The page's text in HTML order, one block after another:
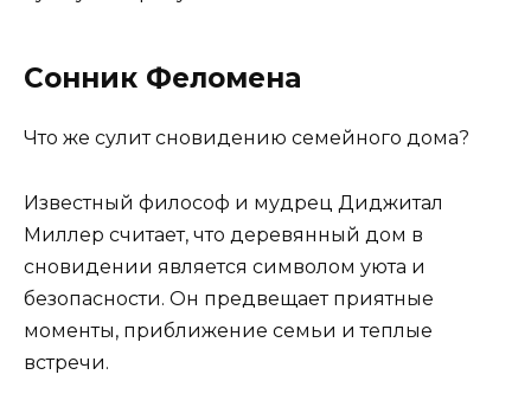
Сонник Феломена
Что же сулит сновидению семейного дома?
Известный философ и мудрец Диджитал
Миллер считает, что деревянный дом в
сновидении является символом уюта и
безопасности. Он предвещает приятные
моменты, приближение семьи и теплые
встречи.